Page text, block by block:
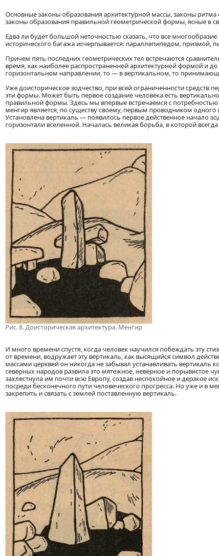
Основные законы образования архитектурной массы, законы
законы образования правильной геометрической формы, ясные в
Едва ли будет большой неточностью сказать, что все
исторического багажа исчерпывается: параллепипедом,
Причем пять последних геометрических тел встречаются
время, как наиболее распространенной архитектурной формой и
горизонтальном направлении, то — в вертикальном, то
Уже доисторическое зодчество, при всей ограниченности средств
эти формы. Может быть первое создание человека есть
правильной формы. Здесь мы впервые встречаемся с
менгир является, по существу своему, первым проводником
Установлена вертикаль — появилось первое действенное начало
горизонтали вселенной. Началась великая борьба, в которой
Рис. 8. Доисторическая архитектура. Менгир
И много времени спустя, когда человек научился побеждать эту
от времени, водружает эту вертикаль, как высящийся символ
массами церквей он никогда не забывал устанавливать вертикаль
северных народов развила это мятежное, неверное и порывистое
захлестнула им почти всю Европу, создав неспокойное и дерзкое
посреди бесконечного пути человеческого прогресса. Но уже и в
закрепить и связать с землей поставленную вертикаль.